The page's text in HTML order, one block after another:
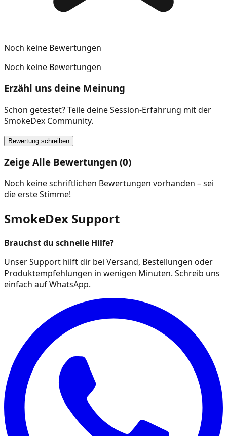
Noch keine Bewertungen
Noch keine Bewertungen
Erzähl uns deine Meinung
Schon getestet? Teile deine Session-Erfahrung mit der
SmokeDex Community.
Bewertung schreiben
Zeige Alle Bewertungen (0)
Noch keine schriftlichen Bewertungen vorhanden – sei
die erste Stimme!
SmokeDex Support
Brauchst du schnelle Hilfe?
Unser Support hilft dir bei Versand, Bestellungen oder
Produktempfehlungen in wenigen Minuten. Schreib uns
einfach auf WhatsApp.